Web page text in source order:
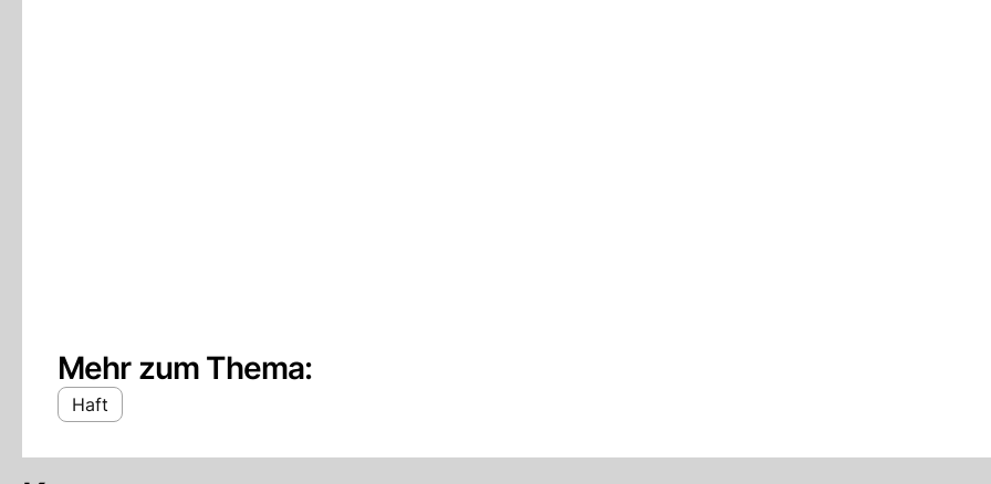
Mehr zum Thema:
Haft